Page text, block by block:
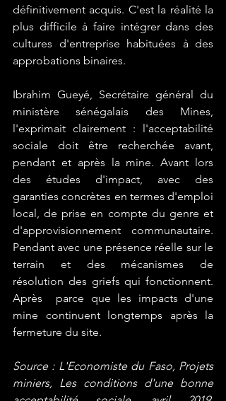
définitivement acquis. C'est la réalité la
plus difficile à faire intégrer dans des
cultures d'entreprise habituées à des
approbations binaires.
Ibrahim Gueyé, Secrétaire général du
ministère sénégalais des Mines,
l'exprimait clairement : l'acceptabilité
sociale doit être recherchée avant,
pendant et après la mine. Avant lors
des études d'impact, avec des
garanties concrètes en termes d'emploi
local, de prise en compte du genre et
d'approvisionnement communautaire.
Pendant avec une présence réelle sur le
terrain et des mécanismes de
résolution des griefs qui fonctionnent.
Après  parce que les impacts d'une
mine continuent longtemps après la
fermeture du site.
Source : L'Economiste du Faso, Projets
miniers, Les conditions d'une bonne